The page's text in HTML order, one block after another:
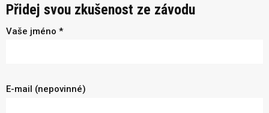
Přidej svou zkušenost ze závodu
Vaše jméno *
E-mail (nepovinné)